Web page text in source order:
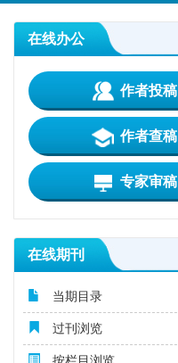
在线办公
作者投稿
作者查稿
专家审稿
在线期刊
当期目录
过刊浏览